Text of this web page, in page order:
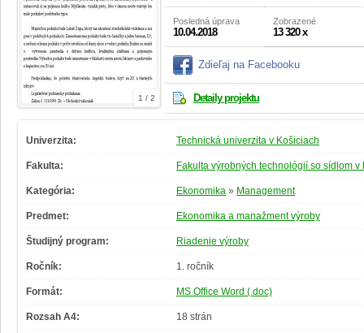
1 / 2
Posledná úprava
10.04.2018
Zobrazené
13 320 x
Zdieľaj na Facebooku
Detaily projektu
Univerzita: Technická univerzita v Košiciach
Fakulta: Fakulta výrobných technológií so sídlom v
Kategória: Ekonomika » Management
Predmet: Ekonomika a manažment výroby
Študijný program: Riadenie výroby
Ročník: 1. ročník
Formát: MS Office Word (.doc)
Rozsah A4: 18 strán